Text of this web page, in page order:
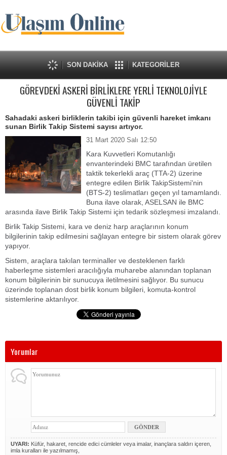
SON DAKİKA KATEGORİLER
GÖREVDEKİ ASKERİ BİRLİKLERE YERLİ TEKNOLOJİYLE
GÜVENLİ TAKİP
Sahadaki askeri birliklerin takibi için güvenli hareket imkanı
sunan Birlik Takip Sistemi sayısı artıyor.
31 Mart 2020 Salı 12:50
Kara Kuvvetleri Komutanlığı
envanterindeki BMC tarafından üretilen
taktik tekerlekli araç (TTA-2) üzerine
entegre edilen Birlik TakipSistemi'nin
(BTS-2) teslimatları geçen yıl tamamlandı.
Buna ilave olarak, ASELSAN ile BMC
arasında ilave Birlik Takip Sistemi için tedarik sözleşmesi imzalandı.
Birlik Takip Sistemi, kara ve deniz harp araçlarının konum
bilgilerinin takip edilmesini sağlayan entegre bir sistem olarak görev
yapıyor.
Sistem, araçlara takılan terminaller ve desteklenen farklı
haberleşme sistemleri aracılığıyla muharebe alanından toplanan
konum bilgilerinin bir sunucuya iletilmesini sağlıyor. Bu sunucu
üzerinde toplanan dost birlik konum bilgileri, komuta-kontrol
sistemlerine aktarılıyor.
Yorumlar
UYARI: Küfür, hakaret, rencide edici cümleler veya imalar, inançlara saldırı içeren,
imla kuralları ile yazılmamış,